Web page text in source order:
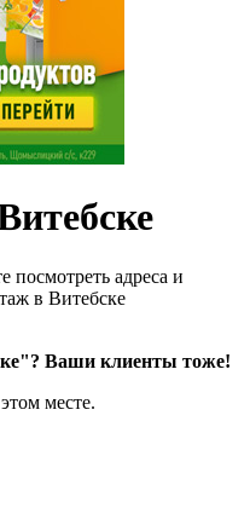
посмотреть адреса и
в Витебске
Ваши клиенты тоже!
месте.